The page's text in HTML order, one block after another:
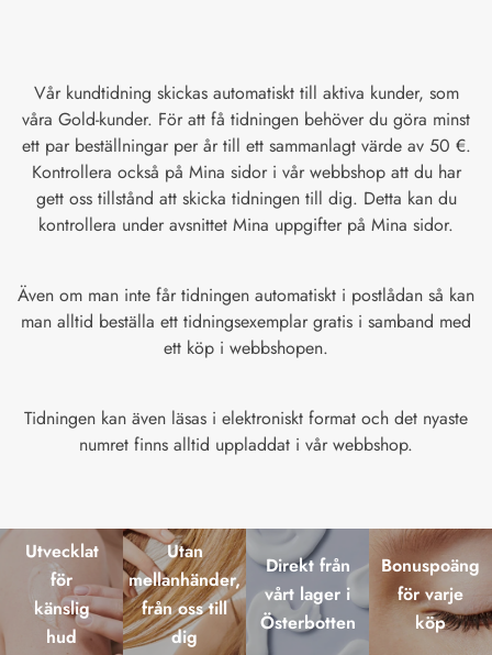
Vår kundtidning skickas automatiskt till aktiva kunder, som
våra Gold-kunder. För att få tidningen behöver du göra minst
ett par beställningar per år till ett sammanlagt värde av 50 €.
Kontrollera också på Mina sidor i vår webbshop att du har
gett oss tillstånd att skicka tidningen till dig. Detta kan du
kontrollera under avsnittet Mina uppgifter på Mina sidor.
Även om man inte får tidningen automatiskt i postlådan så kan
man alltid beställa ett tidningsexemplar gratis i samband med
ett köp i webbshopen.
Tidningen kan även läsas i elektroniskt format och det nyaste
numret finns alltid uppladdat i vår webbshop.
Utvecklat
för
känslig
hud
Utan
mellanhänder,
från oss till
dig
Direkt från
vårt lager i
Österbotten
Bonuspoäng
för varje
köp